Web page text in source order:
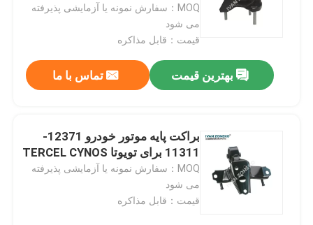
صفحه اصلی
MOQ：سفارش نمونه یا آزمایشی پذیرفته
می شود
قیمت：قابل مذاکره
بهترین قیمت تماس با ما
براکت پایه موتور خودرو 12371-
11311 برای تویوتا TERCEL CYNOS
MOQ：سفارش نمونه یا آزمایشی پذیرفته
می شود
قیمت：قابل مذاکره